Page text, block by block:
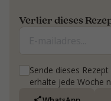
Verlier dieses
Sende dieses
erhalte jede Woche